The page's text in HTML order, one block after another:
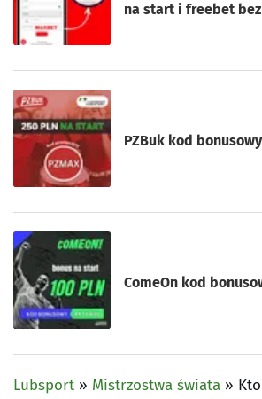
na start i freebet
PZBuk kod bonusowy
ComeOn kod
Lubsport » Mistrzostwa świata »